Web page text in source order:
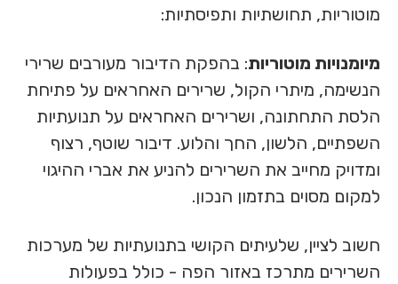
מוטוריות, תחושתיות ותפיסתיות:
מיומנויות מוטוריות: בהפקת הדיבור מעורבים שרירי
הנשימה, מיתרי הקול, שרירים האחראים על פתיחת
הלסת התחתונה, ושרירים האחראים על תנועתיות
השפתיים, הלשון, החך והלוע. דיבור שוטף, רצוף
ומדויק מחייב את השרירים להניע את אברי ההיגוי
למקום מסוים בתזמון הנכון.
חשוב לציין, שלעיתים הקושי בתנועתיות של מערכות
השרירים מתרכז באזור הפה - כולל בפעולות